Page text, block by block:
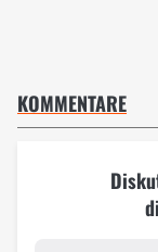
KOMMENTARE